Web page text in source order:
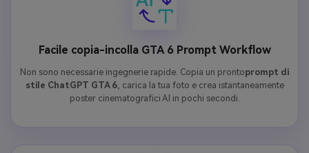
Facile copia-incolla GTA 6 Prompt Workflow
Non sono necessarie ingegnerie rapide. Copia un prontoprompt di
stile ChatGPT GTA 6, carica la tua foto e crea istantaneamente
poster cinematografici AI in pochi secondi.